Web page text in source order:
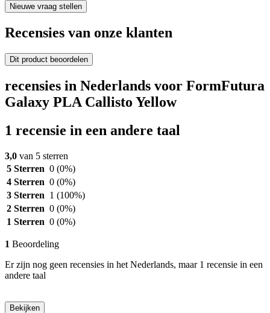
Nieuwe vraag stellen
Recensies van onze klanten
Dit product beoordelen
recensies in Nederlands voor FormFutura
Galaxy PLA Callisto Yellow
1 recensie in een andere taal
3,0 van 5 sterren
5 Sterren 0 (0%)
4 Sterren 0 (0%)
3 Sterren 1 (100%)
2 Sterren 0 (0%)
1 Sterren 0 (0%)
1 Beoordeling
Er zijn nog geen recensies in het Nederlands, maar 1 recensie in een
andere taal
Bekijken